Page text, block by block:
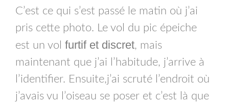
C’est ce qui s’est passé le matin où j’ai
pris cette photo. Le vol du pic épeiche
est un vol furtif et discret, mais
maintenant que j’ai l’habitude, j’arrive à
l’identifier. Ensuite,j’ai scruté l’endroit où
j’avais vu l’oiseau se poser et c’est là que